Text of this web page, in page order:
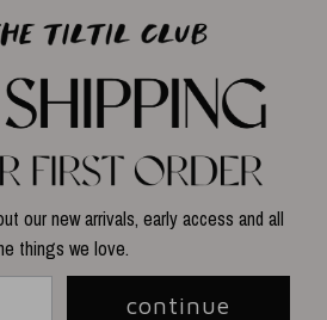
our new arrivals, early access and all
things we love.
continue